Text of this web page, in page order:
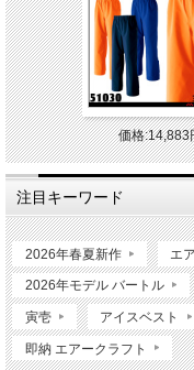
価格:14,883
注目キーワード
2026年春夏新作 エ
2026年モデル バートル
寅壱 アイスベスト
即納 エアークラフト